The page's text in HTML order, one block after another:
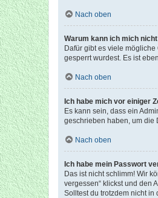
Nach oben
Warum kann ich mich
Dafür gibt es viele
gesperrt wurdest. Es ist
Nach oben
Ich habe mich vor einiger
Es kann sein, dass ein
geschrieben haben, um die
Nach oben
Ich habe mein Passwort
Das ist nicht schlimm! Wir
vergessen“ klickst und den
Solltest du trotzdem nicht in